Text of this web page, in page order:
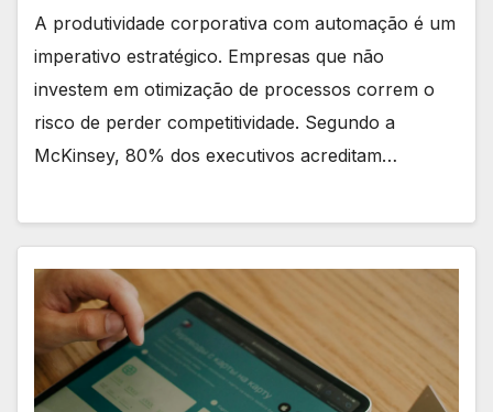
A produtividade corporativa com automação é um
imperativo estratégico. Empresas que não
investem em otimização de processos correm o
risco de perder competitividade. Segundo a
McKinsey, 80% dos executivos acreditam…